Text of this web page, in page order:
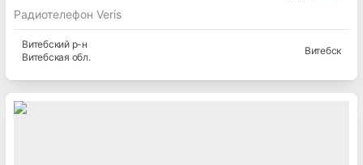
Радиотелефон Veris
Витебскийр-н
Витебская обл.
Витебск